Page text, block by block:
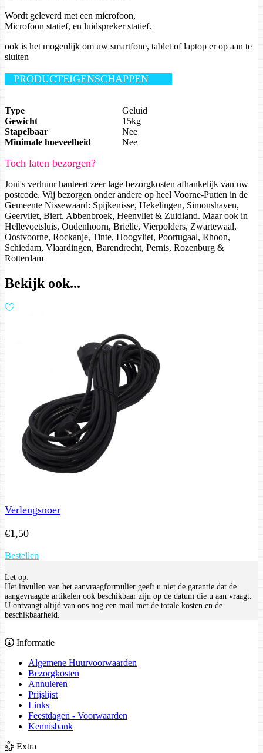
Wordt geleverd met een microfoon,
Microfoon statief, en luidspreker statief.
ook is het mogenlijk om uw smartfone, tablet of laptop er op aan te
sluiten
PRODUCTEIGENSCHAPPEN
Type
Geluid
Gewicht
15kg
Stapelbaar
Nee
Minimale hoeveelheid
Nee
Toch laten bezorgen?
Joni's verhuur hanteert zeer lage bezorgkosten afhankelijk van uw
postcode. Wij bezorgen onder andere op heel Voorne-Putten in de
Gemeente Nissewaard: Spijkenisse, Hekelingen, Simonshaven,
Geervliet, Biert, Abbenbroek, Heenvliet & Zuidland. Maar ook in
Hellevoetsluis, Oudenhoorn, Brielle, Vierpolders, Zwartewaal,
Oostvoorne, Rockanje, Tinte, Hoogvliet, Poortugaal, Rhoon,
Schiedam, Vlaardingen, Barendrecht, Pernis, Rozenburg &
Rotterdam
Bekijk ook...
Verlengsnoer
€1,50
Bestellen
Let op:
Het invullen van het aanvraagformulier geeft u niet de garantie dat de
aangevraagde artikelen ook beschikbaar zijn op de datum die u aan vraagt.
U ontvangt altijd van ons nog een mail met de totale kosten en de
beschikbaarheid.
Informatie
Algemene Huurvoorwaarden
Bezorgkosten
Annuleren
Prijslijst
Links
Feestdagen - Voorwaarden
Kennisbank
Extra